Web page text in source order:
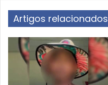
r
a
i
n
Artigos relacionados